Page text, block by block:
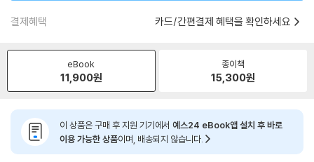
결제혜택 카드/간편결제 혜택을 확인하세요
eBook
11,900원
종이책
15,300원
이 상품은 구매 후 지원 기기에서 예스24 eBook앱 설치 후 바로
이용 가능한 상품이며, 배송되지 않습니다.